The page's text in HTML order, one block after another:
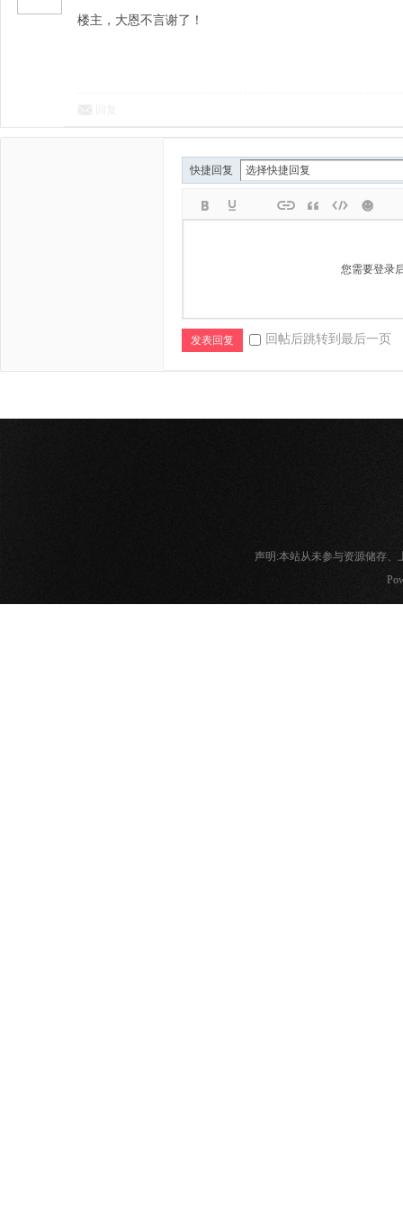
楼主，大恩不言谢了！
快捷回复
您需要登录
发表回复 回帖后跳转到最后一页
声明:本站从未参与资源储存、